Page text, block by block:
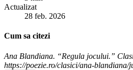
Actualizat
28 feb. 2026
Cum sa citezi
Ana Blandiana. “Regula jocului.”
https://poezie.ro/clasici/ana-